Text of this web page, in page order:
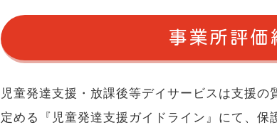
事業所評価
児童発達支援・放課後等デイサービスは支援
定める『児童発達支援ガイドライン』にて、